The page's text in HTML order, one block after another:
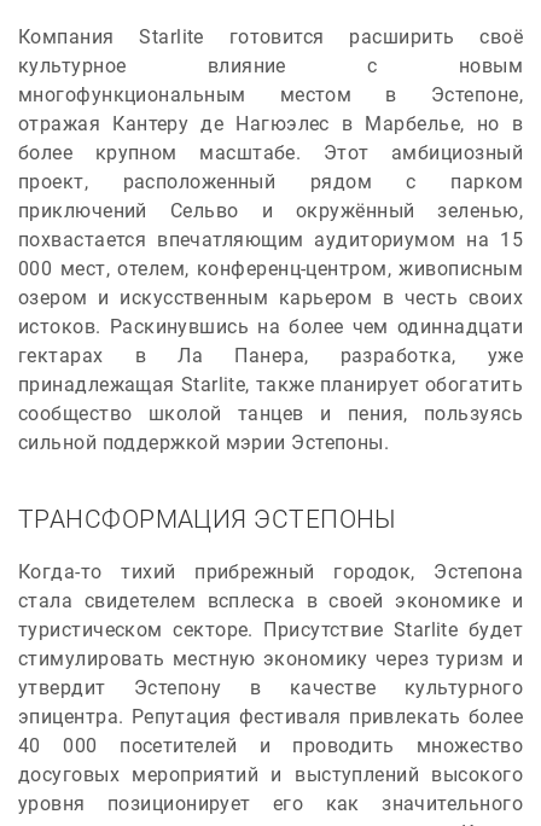
Компания Starlite готовится расширить своё
культурное влияние с новым
многофункциональным местом в Эстепоне,
отражая Кантеру де Нагюэлес в Марбелье, но в
более крупном масштабе. Этот амбициозный
проект, расположенный рядом с парком
приключений Сельво и окружённый зеленью,
похвастается впечатляющим аудиториумом на 15
000 мест, отелем, конференц-центром, живописным
озером и искусственным карьером в честь своих
истоков. Раскинувшись на более чем одиннадцати
гектарах в Ла Панера, разработка, уже
принадлежащая Starlite, также планирует обогатить
сообщество школой танцев и пения, пользуясь
сильной поддержкой мэрии Эстепоны.
ТРАНСФОРМАЦИЯ ЭСТЕПОНЫ
Когда-то тихий прибрежный городок, Эстепона
стала свидетелем всплеска в своей экономике и
туристическом секторе. Присутствие Starlite будет
стимулировать местную экономику через туризм и
утвердит Эстепону в качестве культурного
эпицентра. Репутация фестиваля привлекать более
40 000 посетителей и проводить множество
досуговых мероприятий и выступлений высокого
уровня позиционирует его как значительного